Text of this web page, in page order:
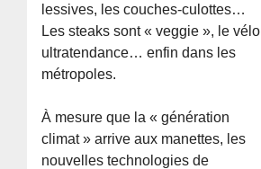
lessives, les couches-culottes…
Les steaks sont « veggie », le vélo
ultratendance… enfin dans les
métropoles.
À mesure que la « génération
climat » arrive aux manettes, les
nouvelles technologies de